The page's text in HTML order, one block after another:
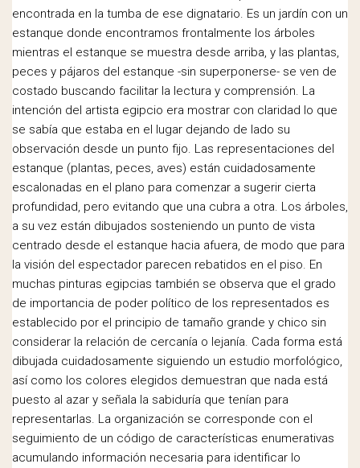
encontrada en la tumba de ese dignatario. Es un jardín con un
estanque donde encontramos frontalmente los árboles
mientras el estanque se muestra desde arriba, y las plantas,
peces y pájaros del estanque -sin superponerse- se ven de
costado buscando facilitar la lectura y comprensión. La
intención del artista egipcio era mostrar con claridad lo que
se sabía que estaba en el lugar dejando de lado su
observación desde un punto fijo. Las representaciones del
estanque (plantas, peces, aves) están cuidadosamente
escalonadas en el plano para comenzar a sugerir cierta
profundidad, pero evitando que una cubra a otra. Los árboles,
a su vez están dibujados sosteniendo un punto de vista
centrado desde el estanque hacia afuera, de modo que para
la visión del espectador parecen rebatidos en el piso. En
muchas pinturas egipcias también se observa que el grado
de importancia de poder político de los representados es
establecido por el principio de tamaño grande y chico sin
considerar la relación de cercanía o lejanía. Cada forma está
dibujada cuidadosamente siguiendo un estudio morfológico,
así como los colores elegidos demuestran que nada está
puesto al azar y señala la sabiduría que tenían para
representarlas. La organización se corresponde con el
seguimiento de un código de características enumerativas
acumulando información necesaria para identificar lo